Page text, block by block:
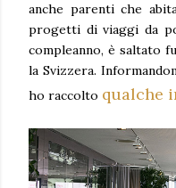
anche parenti che
progetti di viaggi da
compleanno, è saltato
la Svizzera.
ho raccolto qualche